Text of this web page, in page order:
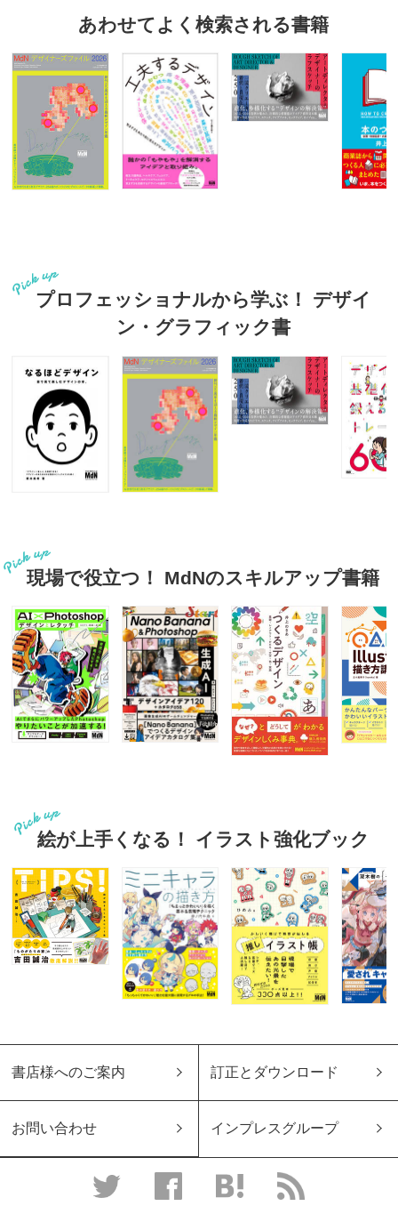
あわせてよく検索される書籍
プロフェッショナルから学ぶ！ デザイ
ン・グラフィック書
現場で役立つ！ MdNのスキルアップ書籍
絵が上手くなる！ イラスト強化ブック
書店様へのご案内 訂正とダウンロード
お問い合わせ インプレスグループ